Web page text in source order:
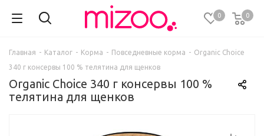
0 0
Главная - Каталог - Корма - Повседневные корма - Organic Сhoice
340 г консервы 100 % телятина для щенков
Organic Сhoice 340 г консервы 100 %
телятина для щенков